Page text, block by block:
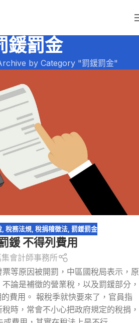
鍰罰金
by Category "罰鍰罰金"
, 稅務法規, 稅捐稽徵法, 罰鍰罰金
鍰 不得列費用
集會計師事務所
等原因被開罰，中區國稅局表示，原
論是補徵的營業稅，以及罰鍰部分，
費用。 報稅季就快要來了，官員指
時，常會不小心把政府規定的稅捐，